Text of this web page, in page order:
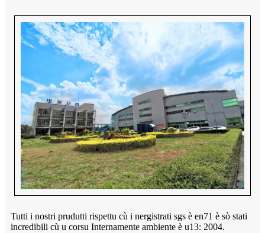
Tutti i nostri prudutti rispettu cù i nergistrati sgs è en71 è sò stati
incredibili cù u corsu Internamente ambiente è u13: 2004.